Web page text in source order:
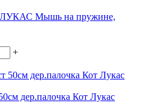
Мышь на пружине,
+
дер.палочка Кот Лукас